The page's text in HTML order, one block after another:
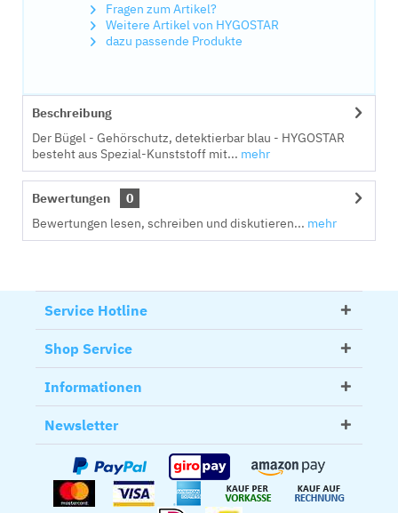
Fragen zum Artikel?
Weitere Artikel von HYGOSTAR
dazu passende Produkte
Beschreibung
Der Bügel - Gehörschutz, detektierbar blau - HYGOSTAR
besteht aus Spezial-Kunststoff mit... mehr
Bewertungen
0
Bewertungen lesen, schreiben und diskutieren... mehr
Service Hotline
Shop Service
Informationen
Newsletter